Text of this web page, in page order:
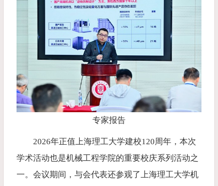
专家报告
2026年正值上海理工大学建校120周年，本次
学术活动也是机械工程学院的重要校庆系列活动之
一。会议期间，与会代表还参观了上海理工大学机